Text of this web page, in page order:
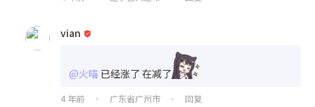
vian
@火喵 已经涨了 在减了
4 年前 • 广东省广州市 • 回复